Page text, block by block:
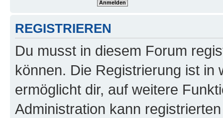
REGISTRIEREN
Du musst in diesem Forum
können. Die Registrierung ist in
ermöglicht dir, auf weitere
Administration kann